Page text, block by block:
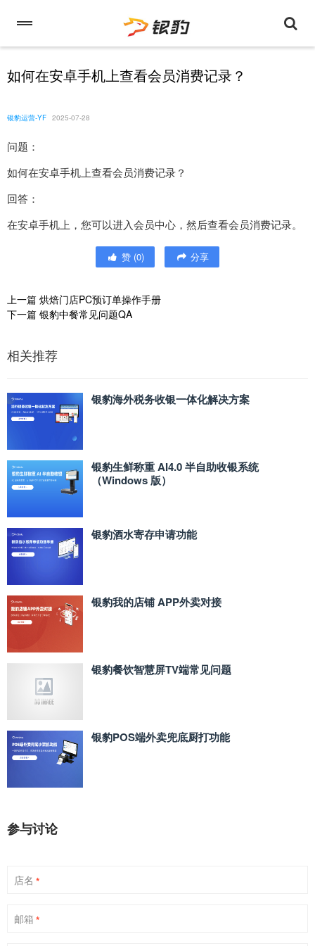
如何在安卓手机上查看会员消费记录？
银豹运营-YF 2025-07-28
问题：
如何在安卓手机上查看会员消费记录？
回答：
在安卓手机上，您可以进入会员中心，然后查看会员消费记录。
赞 (0) 分享
上一篇 烘焙门店PC预订单操作手册
下一篇 银豹中餐常见问题QA
相关推荐
银豹海外税务收银一体化解决方案
银豹生鲜称重 AI4.0 半自助收银系统
（Windows 版）
银豹酒水寄存申请功能
银豹我的店铺 APP外卖对接
银豹餐饮智慧屏TV端常见问题
银豹POS端外卖兜底厨打功能
参与讨论
店名 *
邮箱 *